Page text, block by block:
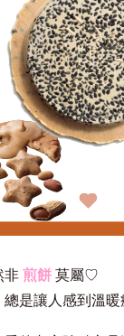
非 煎餅莫屬♡
是讓人感到溫暖